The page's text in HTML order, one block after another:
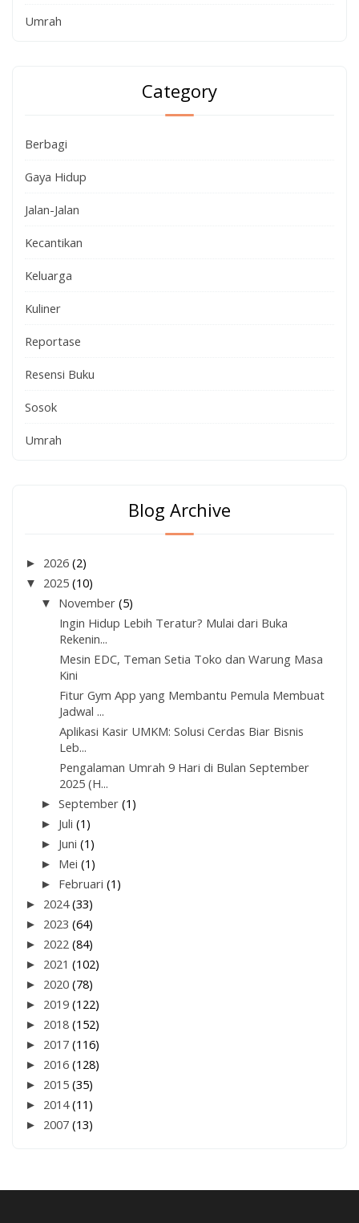
Umrah
Category
Berbagi
Gaya Hidup
Jalan-Jalan
Kecantikan
Keluarga
Kuliner
Reportase
Resensi Buku
Sosok
Umrah
Blog Archive
► 2026 (2)
▼ 2025 (10)
▼ November(5)
Ingin Hidup Lebih Teratur? Mulai dari Buka
Rekenin...
Mesin EDC, Teman Setia Toko dan Warung Masa
Kini
Fitur Gym App yang Membantu Pemula Membuat
Jadwal ...
Aplikasi Kasir UMKM: Solusi Cerdas Biar Bisnis
Leb...
Pengalaman Umrah 9 Hari di Bulan September
2025 (H...
►September(1)
► Juli(1)
► Juni(1)
► Mei(1)
► Februari(1)
► 2024(33)
► 2023 (64)
► 2022 (84)
► 2021 (102)
► 2020 (78)
► 2019 (122)
► 2018 (152)
► 2017 (116)
► 2016 (128)
► 2015 (35)
► 2014(11)
► 2007 (13)